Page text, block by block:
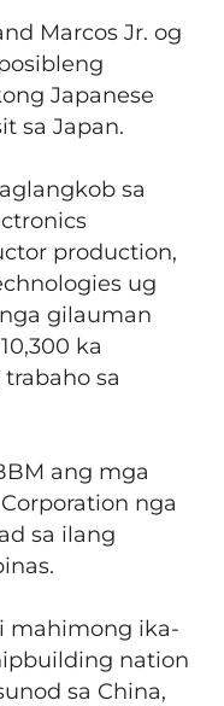
Marcos Jr. og
Japanese
sa Japan.
sa
production,
ug
gilauman
ka
sa
ang mga
nga
sa ilang
mahimong ika-
nation
sa China,